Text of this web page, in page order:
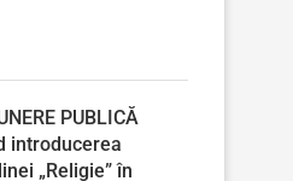
PUBLICĂ
introducerea
„Religie” în